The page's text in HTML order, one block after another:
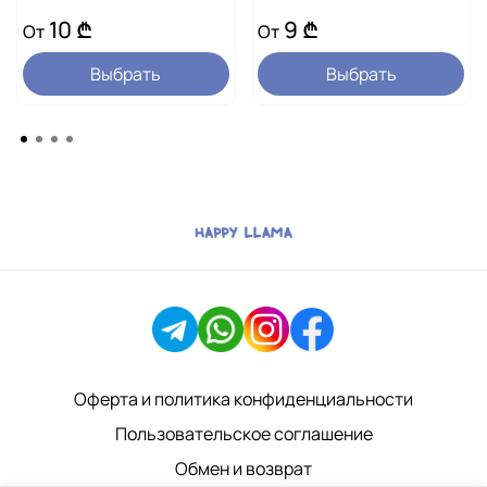
в зависимости от состояния животного.
Важно:
Перед применением обязательно
Во время терапии рекомендуется контролировать
От10 ₾
Выбрать
От 9 ₾
Выбрать
Оферта и политика конфиденциальности
Пользовательское соглашение
Обмен и возврат